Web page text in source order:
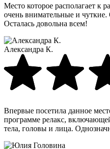
Место которое располагает к
очень внимательные и чуткие.
Осталась довольна всем!
Александра К.
Впервые посетила данное
программе релакс,
тела, головы и лица.